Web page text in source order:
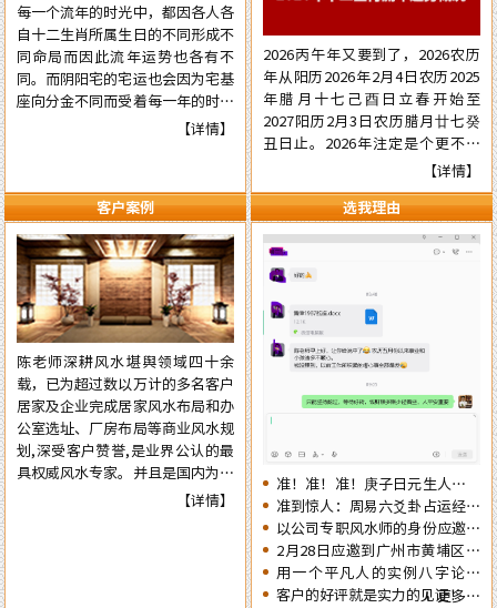
每一个流年的时光中，都因各人各
自十二生肖所属生日的不同形成不
同命局而因此流年运势也各有不
同。而阴阳宅的宅运也会因为宅基
座向分金不同而受着每一年的时光
气运的不同影响，在阳宅置业建造
在阳宅置业建造和阴宅修造的事项
择吉中做到正确，就需要了解一下
2026年阴阳宅风水修造动土入宅
择吉的具体要点，为心宜的吉屋修
建入宅或阴宅的修造选取到一个能
够趋吉避凶的好日辰而做好规划，
争取更大的成就……
【详情】
2026丙午年又要到了，2026农历
年从阳历2026年2月4日农历2025
年腊月十七己酉日立春开始至
2027阳历2月3日农历腊月廿七癸
丑日止。2026年注定是个更不平
常的流年，本年国际形势会更加动
荡混乱复杂，国内派系斗争逼害严
重，经济更加混乱，行业拢断更加
白热化，民营企业压力已至顶端悬
崖之上。有更多的民营企业被洗牌
面临关闭，两极化更加明显。但不
管怎样，各人有各自的命，十二生
肖生人因命局的不同，运势也各有
不同。为使自己在新的一年里能够
趋吉避凶行好运，有必要先知先
觉，提前了解一下2026年十二生
肖的流年运势情况为未来的一年提
前布局，争取更大的成就……
【详情】
客户案例
陈老师深耕风水堪舆领域四十余
载，已为超过数以万计的多名客户
居家及企业完成居家风水布局和办
公室选址、厂房布局等商业风水规
划,深受客户赞誉,是业界公认的最
具权威风水专家。并且是国内为数
不多的资深四柱周易预测师，在四
【详情】
选我理由
准！准！准！庚子日元生人丙午
流年的运势判断实例
准到惊人：周易六爻卦占运经典
案例分享
以公司专职风水师的身份应邀出
席《星橙网络科技公司》成立5
周年庆典
2月28日应邀到广州市黄埔区为
朋友的亲戚堪舆住房风水
用一个平凡人的实例八字论断
2026马年的流年运势
客户的好评就是实力的见证！
更多…